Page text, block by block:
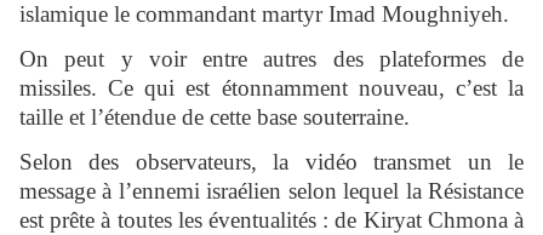
islamique le commandant martyr Imad Moughniyeh.
On peut y voir entre autres des plateformes de
missiles. Ce qui est étonnamment nouveau, c’est la
taille et l’étendue de cette base souterraine.
Selon des observateurs, la vidéo transmet un le
message à l’ennemi israélien selon lequel la Résistance
est prête à toutes les éventualités : de Kiryat Chmona à